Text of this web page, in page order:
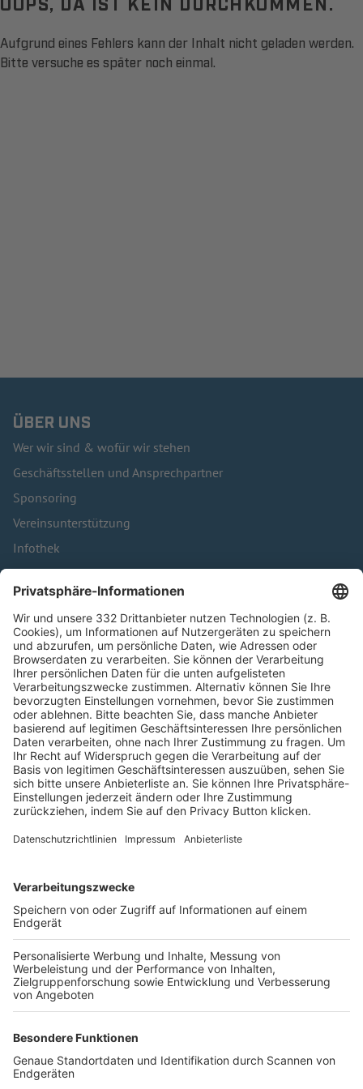
Aufgrund eines Fehlers kann der Inhalt nicht geladen werden.
Bitte versuche es später noch einmal.
ÜBER UNS
Wer wir sind & wofür wir stehen
Geschäftsstellen und Ansprechpartner
Sponsoring
Vereinsunterstützung
Infothek
Kontakt
HÄUFIG BESUCHTE SEITEN
Pässe und Vereinswechsel
Trainerausbildung
Schulungsangebot Vereinsmitarbeiter
BFV-Geschäftsstellen
Trainerbörse
Login SpielPlus
FOLGE DEM BFV
TOP-VEREINE
TOP-PARTNER